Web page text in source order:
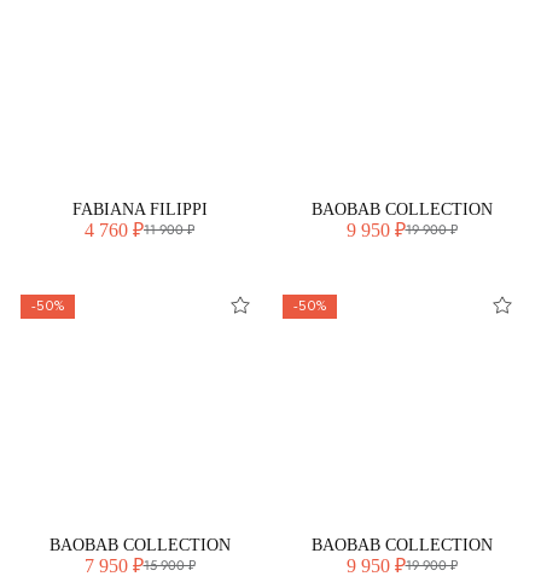
FABIANA FILIPPI
4 760 ₽11 900 ₽
BAOBAB COLLECTION
9 950 ₽19 900 ₽
-50%
BAOBAB COLLECTION
7 950 ₽15 900 ₽
-50%
BAOBAB COLLECTION
9 950 ₽19 900 ₽